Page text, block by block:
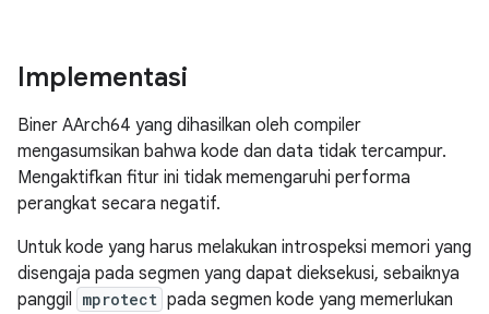
Implementasi
Biner AArch64 yang dihasilkan oleh compiler
mengasumsikan bahwa kode dan data tidak tercampur.
Mengaktifkan fitur ini tidak memengaruhi performa
perangkat secara negatif.
Untuk kode yang harus melakukan introspeksi memori yang
disengaja pada segmen yang dapat dieksekusi, sebaiknya
panggil mprotect pada segmen kode yang memerlukan